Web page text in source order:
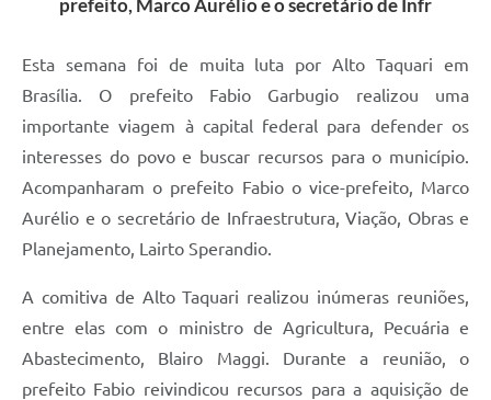
Esta semana foi de muita luta por Alto Taquari em
Brasília. O prefeito Fabio Garbugio realizou uma
importante viagem à capital federal para defender os
interesses do povo e buscar recursos para o município.
Acompanharam o prefeito Fabio o vice-prefeito, Marco
Aurélio e o secretário de Infraestrutura, Viação, Obras e
Planejamento, Lairto Sperandio.
A comitiva de Alto Taquari realizou inúmeras reuniões,
entre elas com o ministro de Agricultura, Pecuária e
Abastecimento, Blairo Maggi. Durante a reunião, o
prefeito Fabio reivindicou recursos para a aquisição de